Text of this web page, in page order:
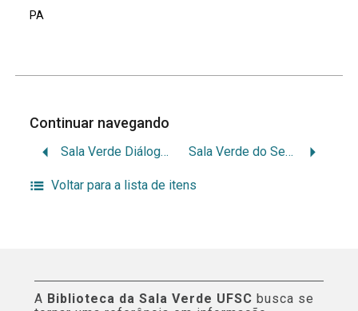
PA
Continuar navegando
Sala Verde Diálogos em Saúde e Ambiente Sala Verde do Seridó
Voltar para a lista de itens
A Biblioteca da Sala Verde UFSC busca se